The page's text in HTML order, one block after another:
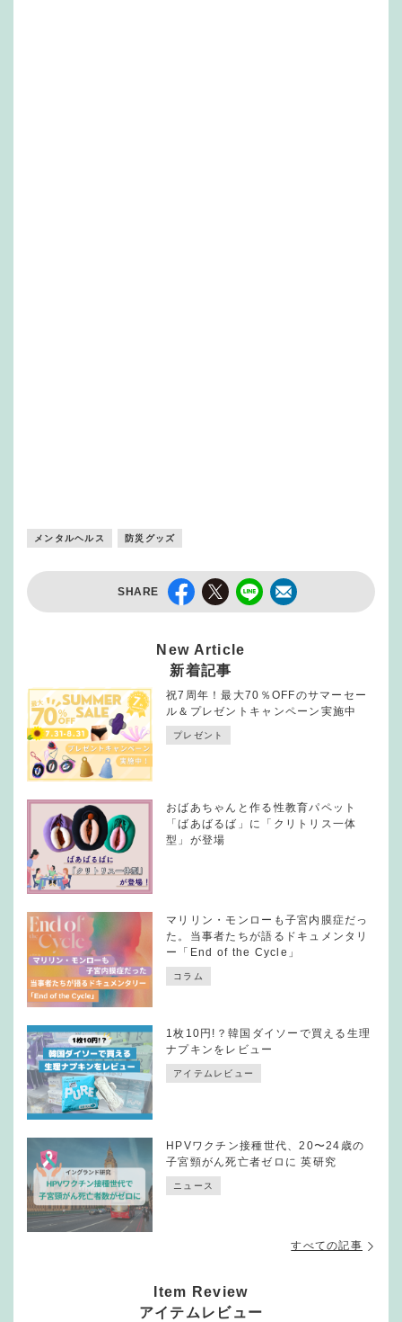
メンタルヘルス 防災グッズ
SHARE
New Article
新着記事
祝7周年！最大70％OFFのサマーセー
ル＆プレゼントキャンペーン実施中
プレゼント
おばあちゃんと作る性教育パペット
「ばあばるば」に「クリトリス一体
型」が登場
マリリン・モンローも子宮内膜症だっ
た。当事者たちが語るドキュメンタリ
ー「End of the Cycle」
コラム
1枚10円!？韓国ダイソーで買える生理
ナプキンをレビュー
アイテムレビュー
HPVワクチン接種世代、20〜24歳の
子宮頸がん死亡者ゼロに 英研究
ニュース
すべての記事
Item Review
アイテムレビュー